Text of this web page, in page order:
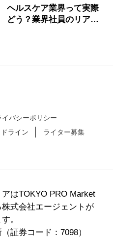
ヘルスケア業界って実際
どう？業界社員のリアル
イバシーポリシー
ライン
ライター募集
はTOKYO PRO Market
株式会社エージェントが
。
証券コード：7098）